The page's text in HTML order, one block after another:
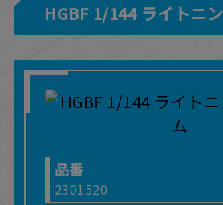
HGBF 1/144 ライトニ
品番
2301520